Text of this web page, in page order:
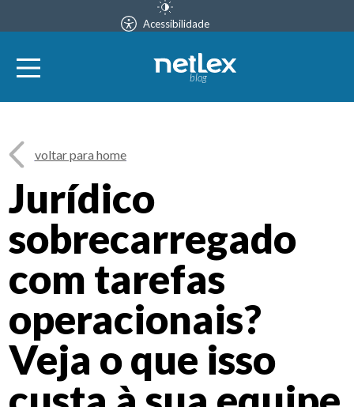
Acessibilidade
blog
voltar para home
Jurídico
sobrecarregado
com tarefas
operacionais?
Veja o que isso